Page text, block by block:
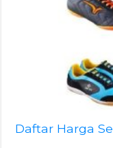
Daftar Harga